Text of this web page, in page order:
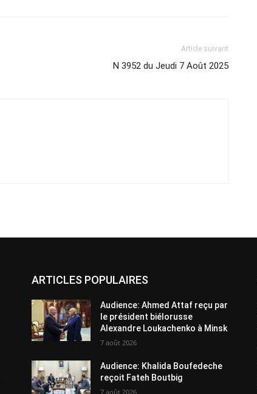
Article suivant
N 3952 du Jeudi 7 Août 2025
ARTICLES POPULAIRES
Audience: Ahmed Attaf reçu par
le président biélorusse
Alexandre Loukachenko à Minsk
7 août 2026
Audience: Khalida Boufedeche
reçoit Fateh Boutbig
7 août 2026